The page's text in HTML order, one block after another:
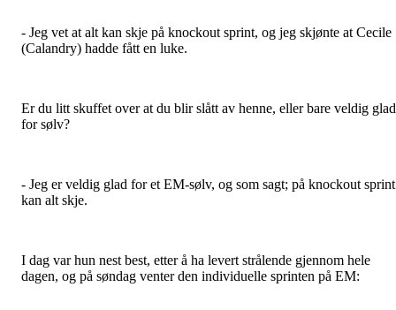
- Jeg vet at alt kan skje på knockout sprint, og jeg skjønte at Cecile
(Calandry) hadde fått en luke.
Er du litt skuffet over at du blir slått av henne, eller bare veldig glad
for sølv?
- Jeg er veldig glad for et EM-sølv, og som sagt; på knockout sprint
kan alt skje.
I dag var hun nest best, etter å ha levert strålende gjennom hele
dagen, og på søndag venter den individuelle sprinten på EM: